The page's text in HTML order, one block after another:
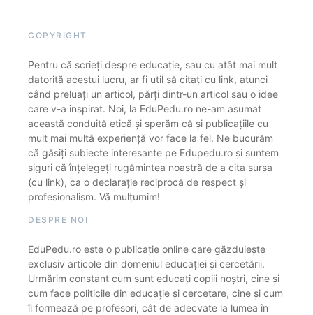
COPYRIGHT
Pentru că scrieți despre educație, sau cu atât mai mult
datorită acestui lucru, ar fi util să citați cu link, atunci
când preluați un articol, părți dintr-un articol sau o idee
care v-a inspirat. Noi, la EduPedu.ro ne-am asumat
această conduită etică și sperăm că și publicațiile cu
mult mai multă experiență vor face la fel. Ne bucurăm
că găsiți subiecte interesante pe Edupedu.ro și suntem
siguri că înțelegeți rugămintea noastră de a cita sursa
(cu link), ca o declarație reciprocă de respect și
profesionalism. Vă mulțumim!
DESPRE NOI
EduPedu.ro este o publicație online care găzduiește
exclusiv articole din domeniul educației și cercetării.
Urmărim constant cum sunt educați copiii noștri, cine și
cum face politicile din educație și cercetare, cine și cum
îi formează pe profesori, cât de adecvate la lumea în